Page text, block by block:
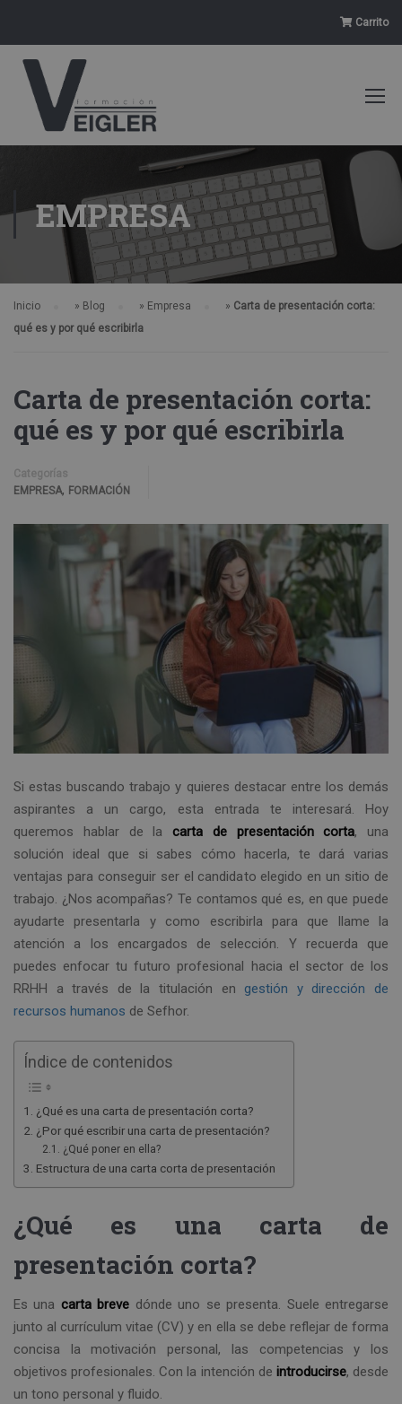
Carrito
EMPRESA
Inicio » Blog » Empresa » Carta de presentación corta:
qué es y por qué escribirla
Carta de presentación corta:
qué es y por qué escribirla
Categorías
EMPRESA, FORMACIÓN
Si estas buscando trabajo y quieres destacar entre los demás
aspirantes a un cargo, esta entrada te interesará. Hoy
queremos hablar de la carta de presentación corta, una
solución ideal que si sabes cómo hacerla, te dará varias
ventajas para conseguir ser el candidato elegido en un sitio de
trabajo. ¿Nos acompañas? Te contamos qué es, en que puede
ayudarte presentarla y como escribirla para que llame la
atención a los encargados de selección. Y recuerda que
puedes enfocar tu futuro profesional hacia el sector de los
RRHH a través de la titulación en gestión y dirección de
recursos humanos de Sefhor.
Índice de contenidos
¿Qué es una carta de presentación corta?
¿Por qué escribir una carta de presentación?
¿Qué poner en ella?
Estructura de una carta corta de presentación
¿Qué es una carta de
presentación corta?
Es una carta breve dónde uno se presenta. Suele entregarse
junto al currículum vitae (CV) y en ella se debe reflejar de forma
concisa la motivación personal, las competencias y los
objetivos profesionales. Con la intención de introducirse, desde
un tono personal y fluido.